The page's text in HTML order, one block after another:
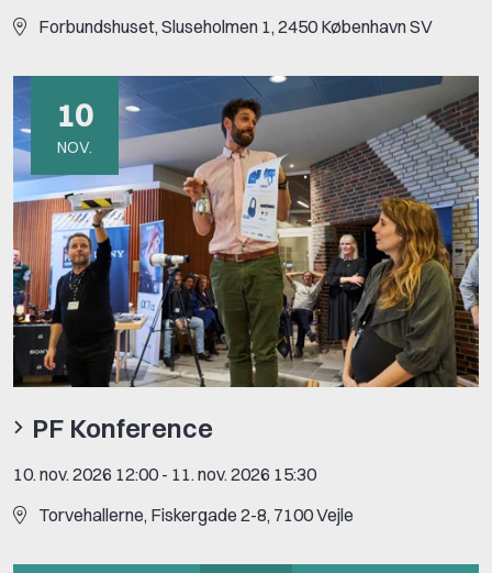
For­bunds­hu­set, Slu­se­hol­men 1, 2450 Kø­ben­havn SV
10
NOV.
PF Konference
10. nov. 2026 12:00 - 11. nov. 2026 15:30
Torvehallerne, Fiskergade 2-8, 7100 Vejle